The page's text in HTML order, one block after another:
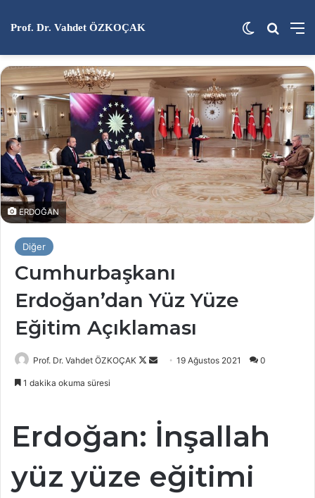
Prof. Dr. Vahdet ÖZKOÇAK Dış
ERDOĞAN
Diğer
Cumhurbaşkanı
Erdoğan’dan Yüz Yüze
Eğitim Açıklaması
Prof. Dr. Vahdet ÖZKOÇAK
Follow
Bir
19 Ağustos 2021 0
1 dakika okuma süresi
Erdoğan: İnşallah
yüz yüze eğitimi